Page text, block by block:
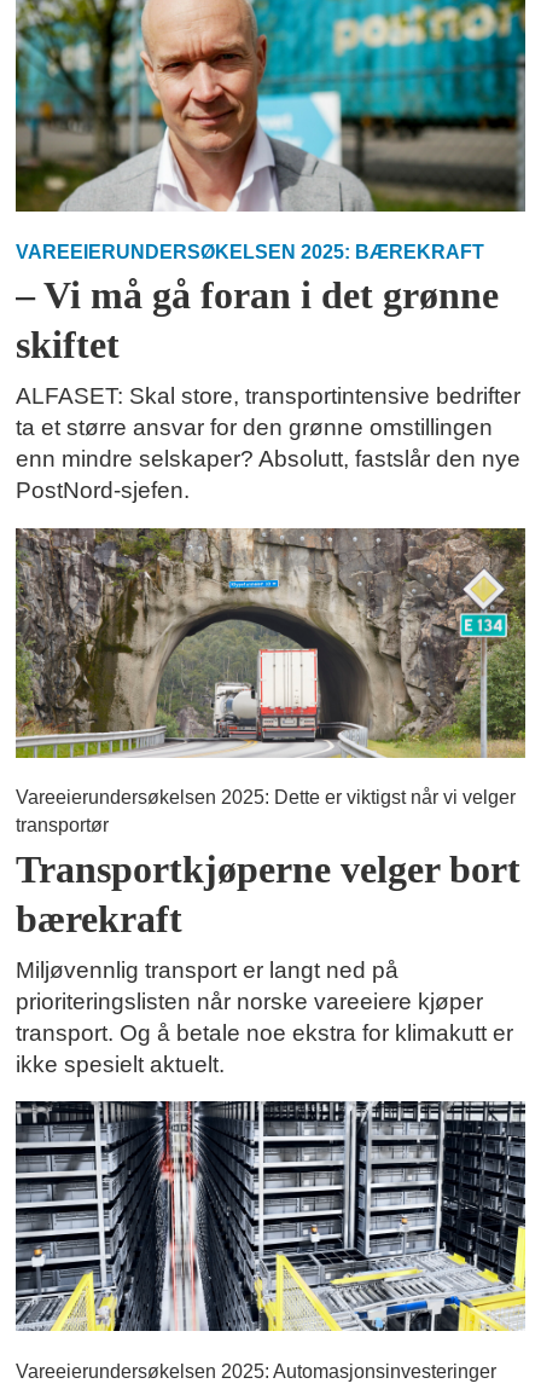
VAREEIERUNDERSØKELSEN 2025: BÆREKRAFT
– Vi må gå foran i det grønne
skiftet
ALFASET: Skal store, transportintensive bedrifter
ta et større ansvar for den grønne omstillingen
enn mindre selskaper? Absolutt, fastslår den nye
PostNord-sjefen.
Vareeierundersøkelsen 2025: Dette er viktigst når vi velger
transportør
Transportkjøperne velger bort
bærekraft
Miljøvennlig transport er langt ned på
prioriteringslisten når norske vareeiere kjøper
transport. Og å betale noe ekstra for klimakutt er
ikke spesielt aktuelt.
Vareeierundersøkelsen 2025: Automasjonsinvesteringer